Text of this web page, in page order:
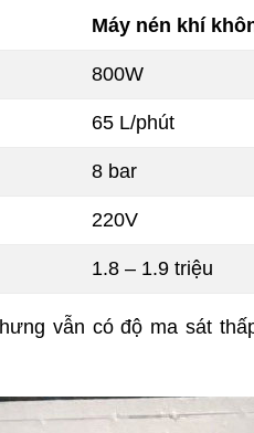
Máy nén khí
800W
65 L/phút
8 bar
220V
1.8 – 1.9 triệu
vẫn có độ ma sát